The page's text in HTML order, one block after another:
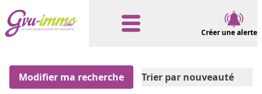
Créer une alerte
Modifier ma recherche Trier par nouveauté